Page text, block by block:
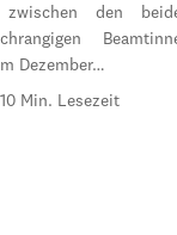
den
Dezember…
10 Min. Lesezeit